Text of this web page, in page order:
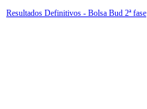
Resultados Definitivos - Bolsa Bud 2ª fase